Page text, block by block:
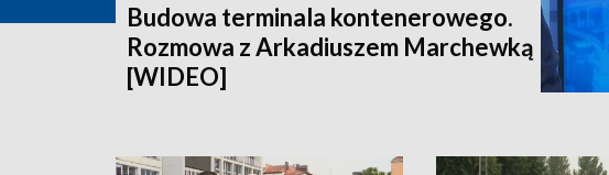
Budowa terminala kontenerowego.
Rozmowa z Arkadiuszem Marchewką
[WIDEO]